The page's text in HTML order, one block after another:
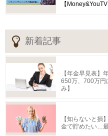
【Money&YouTV
新着記事
【年金早見表】
650万、700万円
み】
【知らないと損
金で貯めたい…